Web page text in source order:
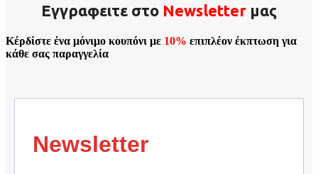
Εγγραφειτε στο Νewsletter μας
Κέρδίστε ένα μόνιμο κουπόνι με 10% επιπλέον έκπτωση για
κάθε σας παραγγελία
Newsletter